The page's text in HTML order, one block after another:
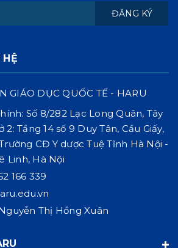
ĐĂNG KÝ
HỆ
GIÁO DỤC QUỐC TẾ - HARU
Số 8/282 Lạc Long Quân, Tây
2: Tầng 14 số 9 Duy Tân, Cầu Giấy,
CĐ Y dược Tuệ Tĩnh Hà Nội -
Linh, Hà Nội
166 339
Thị Hồng Xuân